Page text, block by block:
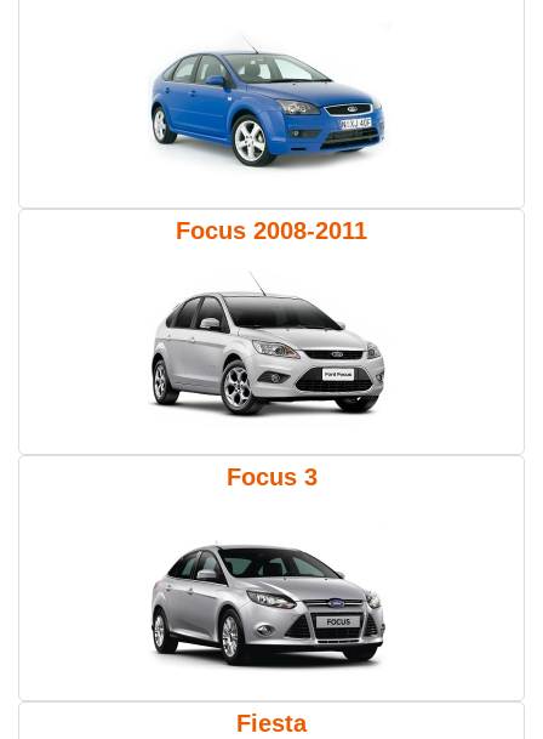
Focus 2008-2011
Focus 3
Fiesta